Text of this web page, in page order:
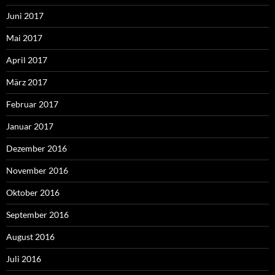
Juni 2017
Mai 2017
April 2017
März 2017
Februar 2017
Januar 2017
Dezember 2016
November 2016
Oktober 2016
September 2016
August 2016
Juli 2016